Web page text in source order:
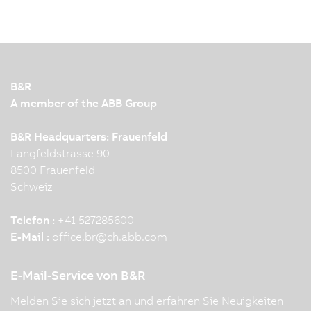
production facilities. To make this interaction
demonstrate this impressively…
B&R
A member of the ABB Group
B&R Headquarters: Frauenfeld
Langfeldstrasse 90
8500 Frauenfeld
Schweiz
Telefon : +41 527285600
E-Mail : office.br@ch.abb.com
E-Mail-Service von B&R
Melden Sie sich jetzt an und erfahren Sie Neuigkeiten